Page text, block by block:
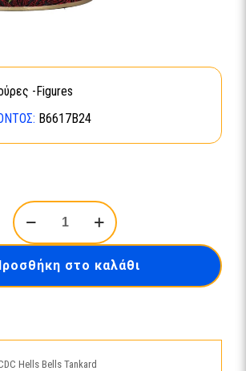
-Figures
B6617B24
Nemesis
Now:
ACDC
Bells
Tankard
στο καλάθι
Hells Bells Tankard